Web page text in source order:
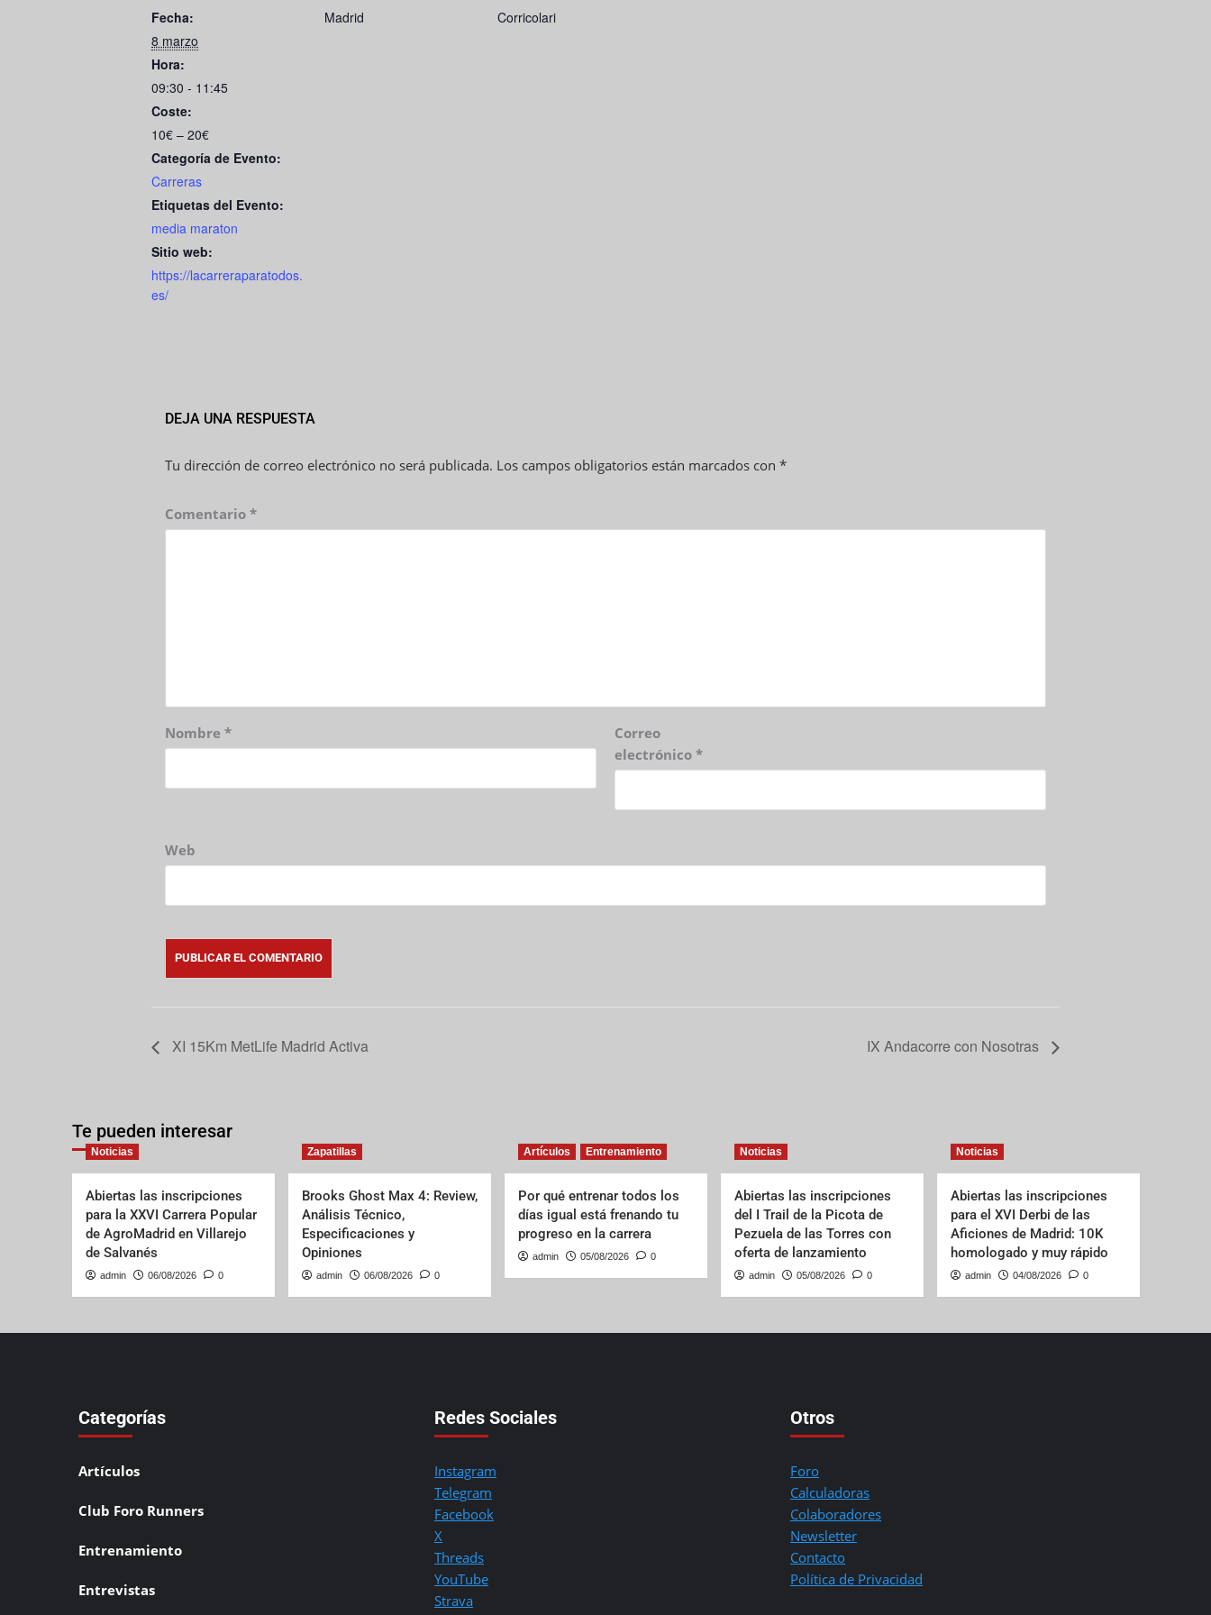
c
e
b
o
o
k
s
t
d
o
n
Fecha:
8 marzo
Hora:
09:30 - 11:45
Coste:
10€ – 20€
Categoría de Evento:
Carreras
Etiquetas del Evento:
media maraton
Sitio web:
https://lacarreraparatodos.
es/
Madrid Corricolari
DEJA UNA RESPUESTA
Tu dirección de correo electrónico no será publicada. Los campos obligatorios están marcados con *
Comentario *
Nombre *
Correo
electrónico *
Web
XI 15Km MetLife Madrid Activa IX Andacorre con Nosotras
Te pueden interesar
Noticias
Abiertas las inscripciones
para la XXVI Carrera Popular
de AgroMadrid en Villarejo
de Salvanés
admin 06/08/2026 0
Zapatillas
Brooks Ghost Max 4: Review,
Análisis Técnico,
Especificaciones y
Opiniones
admin 06/08/2026 0
Artículos Entrenamiento
Por qué entrenar todos los
días igual está frenando tu
progreso en la carrera
admin 05/08/2026 0
Noticias
Abiertas las inscripciones
del I Trail de la Picota de
Pezuela de las Torres con
oferta de lanzamiento
admin 05/08/2026 0
Noticias
Abiertas las inscripciones
para el XVI Derbi de las
Aficiones de Madrid: 10K
homologado y muy rápido
admin 04/08/2026 0
Categorías
Artículos
Club Foro Runners
Entrenamiento
Entrevistas
Redes Sociales
Instagram
Telegram
Facebook
X
Threads
YouTube
Strava
Otros
Foro
Calculadoras
Colaboradores
Newsletter
Contacto
Política de Privacidad